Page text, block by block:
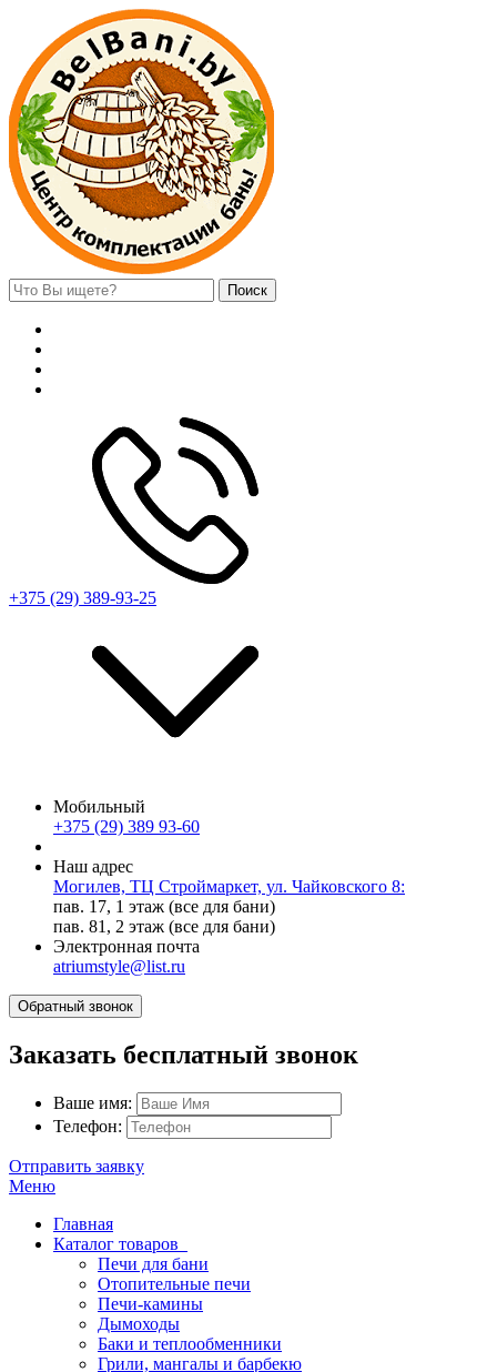
Поиск
+375 (29) 389-93-25
Мобильный
+375 (29) 389 93-60
Наш адрес
Могилев, ТЦ Строймаркет, ул. Чайковского 8:
пав. 17, 1 этаж (все для бани)
пав. 81, 2 этаж (все для бани)
Электронная почта
atriumstyle@list.ru
Обратный звонок
Заказать бесплатный звонок
Ваше имя:
Телефон:
Отправить заявку
Меню
Главная
Каталог товаров
Печи для бани
Отопительные печи
Печи-камины
Дымоходы
Баки и теплообменники
Грили, мангалы и барбекю